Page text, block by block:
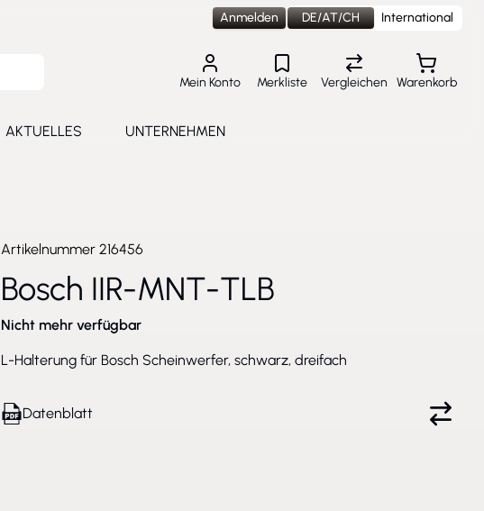
Anmelden DE/AT/CH International
Mein Konto Merkliste Vergleichen Warenkorb
AKTUELLES
UNTERNEHMEN
Bosch IIR-MNT-TLB
Artikelnummer 216456
Nicht mehr verfügbar
L-Halterung für Bosch Scheinwerfer, schwarz, dreifach
Datenblatt